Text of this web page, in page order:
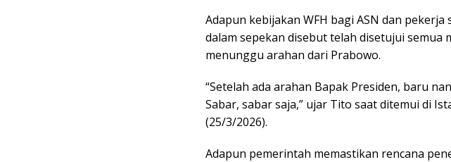
Adapun kebijakan WFH bagi ASN dan pekerja
dalam sepekan disebut telah disetujui semua
menunggu arahan dari Prabowo.
“Setelah ada arahan Bapak Presiden, baru
Sabar, sabar saja,” ujar Tito saat ditemui di
(25/3/2026).
Adapun pemerintah memastikan rencana